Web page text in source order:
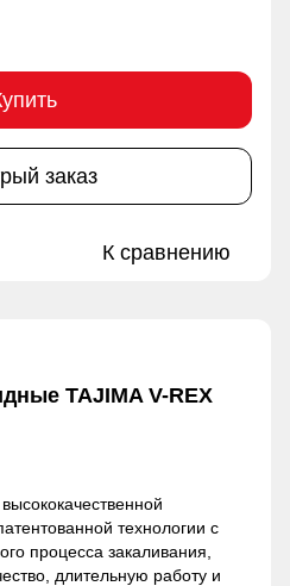
заказ
К сравнению
TAJIMA V-REX
технологии с
процесса закаливания,
длительную работу и